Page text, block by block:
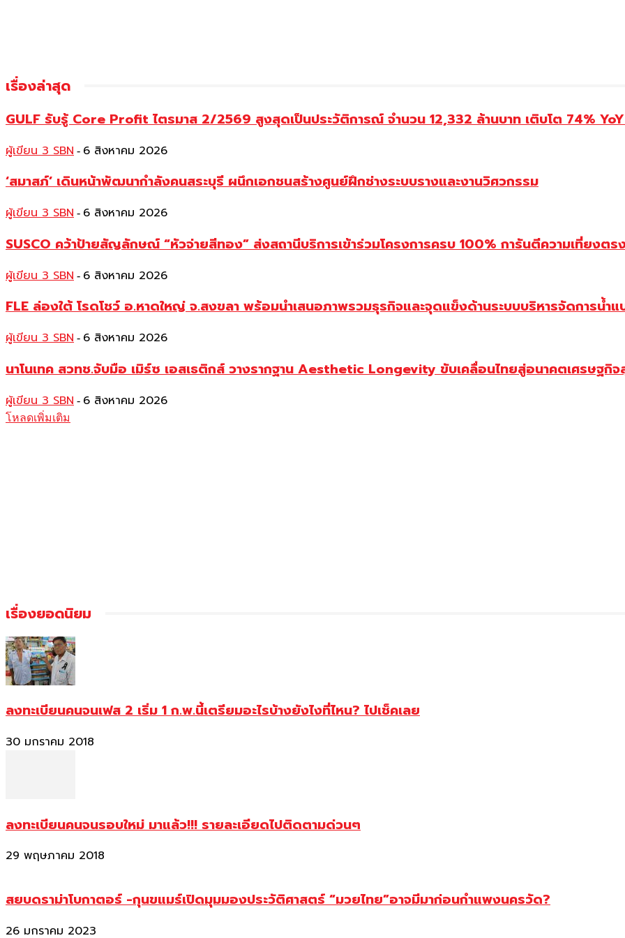
เรื่องล่าสุด
GULF รับรู้ Core Profit ไตรมาส 2/2569 สูงสุดเป็นประวัติการณ์ จำนวน 12,332 ล้านบาท เติบโต 74%
ผู้เขียน 3 SBN - 6 สิงหาคม 2026
‘สมาสภ์’ เดินหน้าพัฒนากำลังคนสระบุรี ผนึกเอกชนสร้างศูนย์ฝึกช่างระบบรางและงานวิศวกรรม
ผู้เขียน 3 SBN - 6 สิงหาคม 2026
SUSCO คว้าป้ายสัญลักษณ์ “หัวจ่ายสีทอง” ส่งสถานีบริการเข้าร่วมโครงการครบ 100% การันตีความเที่ยงตร
ผู้เขียน 3 SBN - 6 สิงหาคม 2026
FLE ล่องใต้ โรดโชว์ อ.หาดใหญ่ จ.สงขลา พร้อมนำเสนอภาพรวมธุรกิจและจุดแข็งด้านระบบบริหารจัดการน้
ผู้เขียน 3 SBN - 6 สิงหาคม 2026
นาโนเทค สวทช.จับมือ เมิร์ซ เอสเธติกส์ วางรากฐาน Aesthetic Longevity ขับเคลื่อนไทยสู่อนาคตเศรษฐกิ
ผู้เขียน 3 SBN - 6 สิงหาคม 2026
โหลดเพิ่มเติม
เรื่องยอดนิยม
ลงทะเบียนคนจนเฟส 2 เริ่ม 1 ก.พ.นี้เตรียมอะไรบ้างยังไงที่ไหน? ไปเช็คเลย
30 มกราคม 2018
ลงทะเบียนคนจนรอบใหม่ มาแล้ว!!! รายละเอียดไปติดตามด่วนๆ
29 พฤษภาคม 2018
สยบดราม่าโบกาตอร์ -กุนขแมร์เปิดมุมมองประวัติศาสตร์ “มวยไทย”อาจมีมาก่อนกำแพงนครวัด?
26 มกราคม 2023